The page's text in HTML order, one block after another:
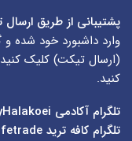
پشتیبانی از طریق
وارد داشبورد خود شده و
(ارسال تیکت) کلیک
کنید.
تلگرام آکادمی
تلگرام کافه ترید